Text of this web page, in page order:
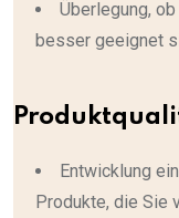
Überlegung,
besser geeignet
Entwicklung
Produkte, die Sie